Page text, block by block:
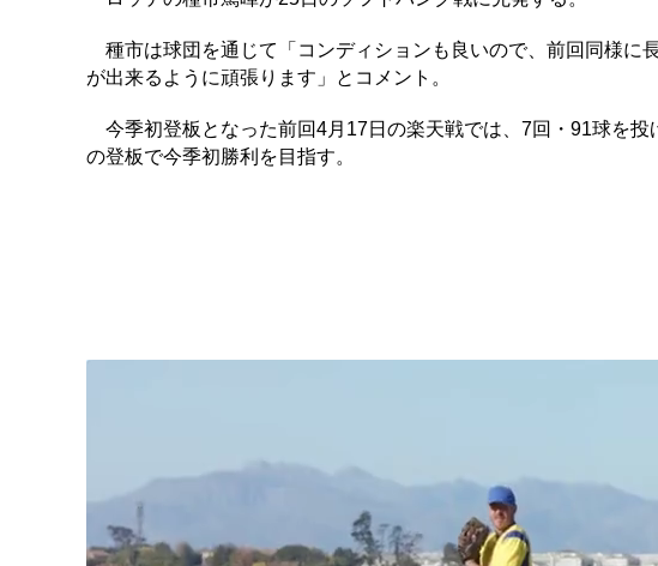
種市は球団を通じて「コンディションも良いので、前回同様に
が出来るように頑張ります」とコメント。
今季初登板となった前回4月17日の楽天戦では、7回・91球を
の登板で今季初勝利を目指す。